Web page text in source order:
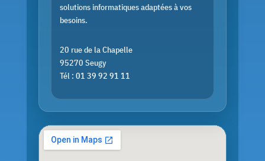
solutions informatiques adaptées à vos
besoins.
20 rue de la Chapelle
95270 Seugy
Tél : 01 39 92 91 11